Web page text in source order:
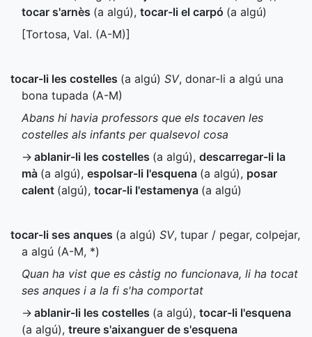
tocar s'arnès (a algú), tocar-li el carpó (a algú)
[Tortosa, Val. (A-M)]
tocar-li les costelles (a algú) SV, donar-li a algú una
bona tupada (A-M)
Abans hi havia professors que els tocaven les
costelles als infants per qualsevol cosa
→ ablanir-li les costelles (a algú), descarregar-li la
mà (a algú), espolsar-li l'esquena (a algú), posar
calent (algú), tocar-li l'estamenya (a algú)
tocar-li ses anques (a algú) SV, tupar / pegar, colpejar,
a algú (A-M, *)
Quan ha vist que es càstig no funcionava, li ha tocat
ses anques i a la fi s'ha comportat
→ ablanir-li les costelles (a algú), tocar-li l'esquena
(a algú), treure s'aixanguer de s'esquena